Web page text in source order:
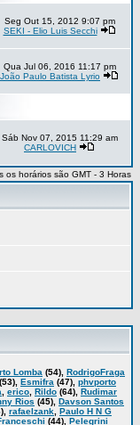
Seg Out 15, 2012 9:07 pm
SEKI - Elio Luis Secchi
Qua Jul 06, 2016 11:17 pm
João Paulo Batista Lyrio
Sáb Nov 07, 2015 11:29 am
CARLOVICH
os horários são GMT - 3 Horas
Lomba (54), RodrigoFraga
(53), Esmifra (47), phvporto
erico Rildo (64), Rudimar
Rios (45), Davson Santos
rafaelzank Paulo H N G
(44), Pelegrini